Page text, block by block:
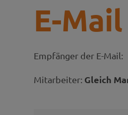
E-
Empfänger der E-Mail:
Mitarbeiter: Gleich